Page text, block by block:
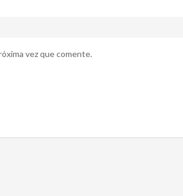
vez que comente.